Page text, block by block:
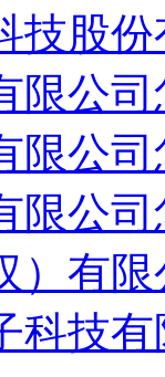
技股
限公
限公
限公
）有
科技